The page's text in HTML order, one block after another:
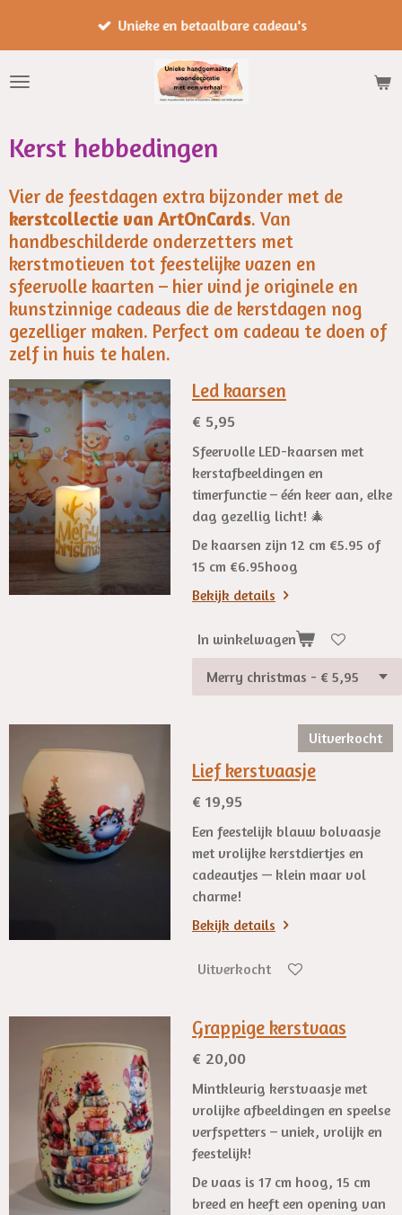
de
Unieke en betaalbare cadeau's
Kerst hebbedingen
Vier de feestdagen extra bijzonder met de
kerstcollectie van ArtOnCards. Van
handbeschilderde onderzetters met
kerstmotieven tot feestelijke vazen en
sfeervolle kaarten – hier vind je originele en
kunstzinnige cadeaus die de kerstdagen nog
gezelliger maken. Perfect om cadeau te doen of
zelf in huis te halen.
Led kaarsen
€ 5,95
Sfeervolle LED-kaarsen met
kerstafbeeldingen en
timerfunctie – één keer aan, elke
dag gezellig licht! 🎄
De kaarsen zijn 12 cm €5.95 of
15 cm €6.95hoog
Bekijk details
In winkelwagen
Uitverkocht
Lief kerstvaasje
€ 19,95
Een feestelijk blauw bolvaasje
met vrolijke kerstdiertjes en
cadeautjes — klein maar vol
charme!
Bekijk details
Uitverkocht
Grappige kerstvaas
€ 20,00
Mintkleurig kerstvaasje met
vrolijke afbeeldingen en speelse
verfspetters – uniek, vrolijk en
feestelijk!
De vaas is 17 cm hoog, 15 cm
breed en heeft een opening van